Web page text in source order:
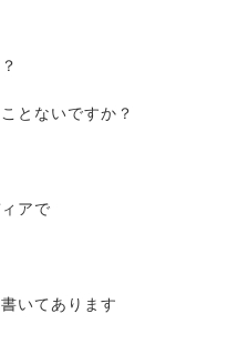
とないですか？
アで
いてあります